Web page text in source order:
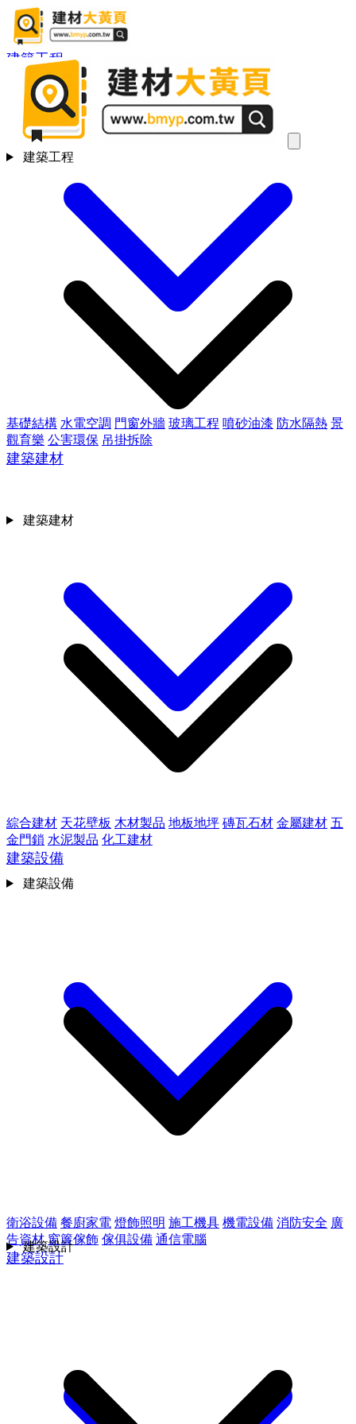
建築工程
基礎結構 水電空調 門窗外牆 玻璃工程 噴砂油漆 防水隔熱 景
觀育樂 公害環保 吊掛拆除
建築建材
綜合建材 天花壁板 木材製品 地板地坪 磚瓦石材 金屬建材 五
金門鎖 水泥製品 化工建材
建築設備
衛浴設備 餐廚家電 燈飾照明 施工機具 機電設備 消防安全 廣
告資材 窗簾傢飾 傢俱設備 通信電腦
建築設計
建築工程
建築建材
建築設備
建築設計